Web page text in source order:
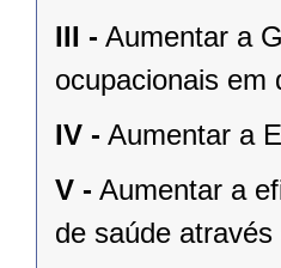
III - Aumentar a
ocupacionais em
IV - Aumentar a
V - Aumentar a
de saúde